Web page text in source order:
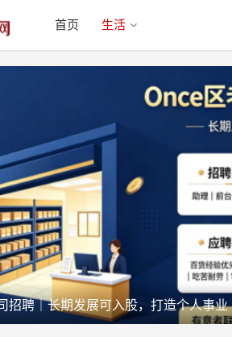
首页 生活
招聘｜长期发展可入股，打造个人事业